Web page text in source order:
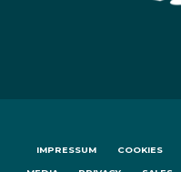
IMPRESSUM COOKIES